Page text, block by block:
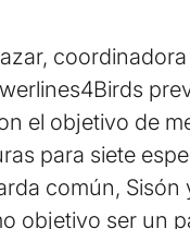
el objetivo de
para siete
común, Sisón
objetivo ser un